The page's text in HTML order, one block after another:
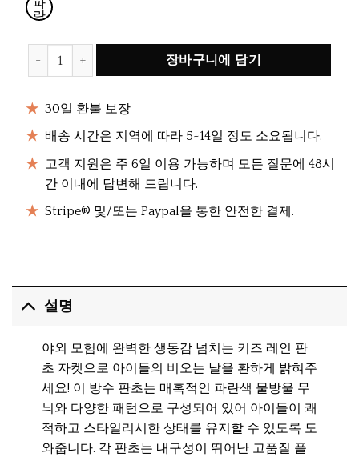
파
란
점
Kids Rain Poncho Jackets 수량
장바구니에 담기
30일 환불 보장
배송 시간은 지역에 따라 5~14일 정도 소요됩니다.
고객 지원은 주 6일 이용 가능하며 모든 질문에 48시
간 이내에 답변해 드립니다.
Stripe® 및/또는 Paypal을 통한 안전한 결제.
설명
야외 모험에 완벽한 생동감 넘치는 키즈 레인 판
초 자켓으로 아이들의 비오는 날을 환하게 밝혀주
세요! 이 방수 판초는 매혹적인 파란색 물방울 무
늬와 다양한 패턴으로 구성되어 있어 아이들이 쾌
적하고 스타일리시한 상태를 유지할 수 있도록 도
와줍니다. 각 판초는 내구성이 뛰어난 고품질 플